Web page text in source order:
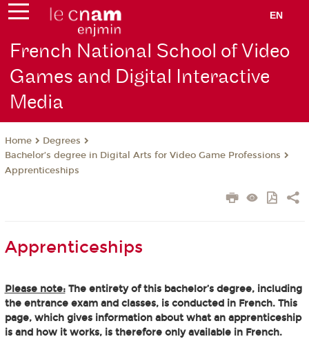
EN
French National School of Video
Games and Digital Interactive
Media
Home
Degrees
Bachelor’s degree in Digital Arts for Video Game Professions
Apprenticeships
Apprenticeships
Please note:The entirety of this bachelor’s degree, including
the entrance exam and classes, is conducted in French. This
page, which gives information about what an apprenticeship
is and how it works, is therefore only available in French.